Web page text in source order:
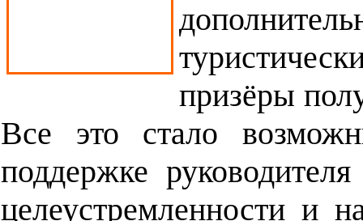
призёры
Все это стало
поддержке
целеустремленности и